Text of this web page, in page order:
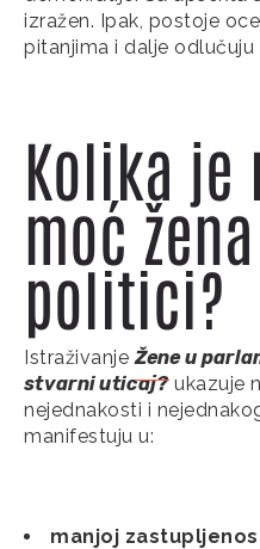
izražen. Ipak, postoje
pitanjima i dalje odlučuju
Kolika je
moć
politici?
Istraživanje Žene u
stvarni uticaj?ukazuje
nejednakosti i
manifestuju u:
manjoj